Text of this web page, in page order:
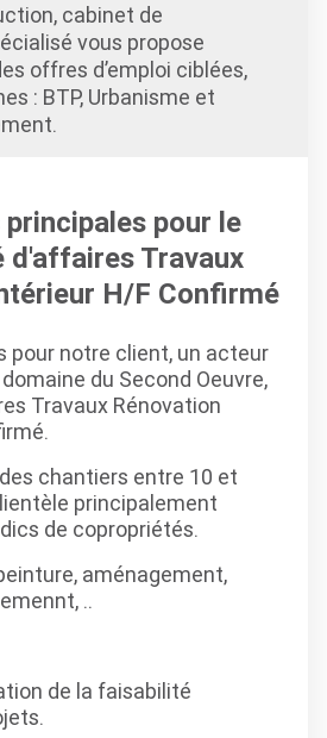
cabinet de
vous propose
offres d’emploi ciblées,
: BTP, Urbanisme et
pour le
d'affaires Travaux
H/F Confirmé
pour notre client, un acteur
du Second Oeuvre,
Travaux Rénovation
chantiers entre 10 et
principalement
de copropriétés.
aménagement,
..
de la faisabilité